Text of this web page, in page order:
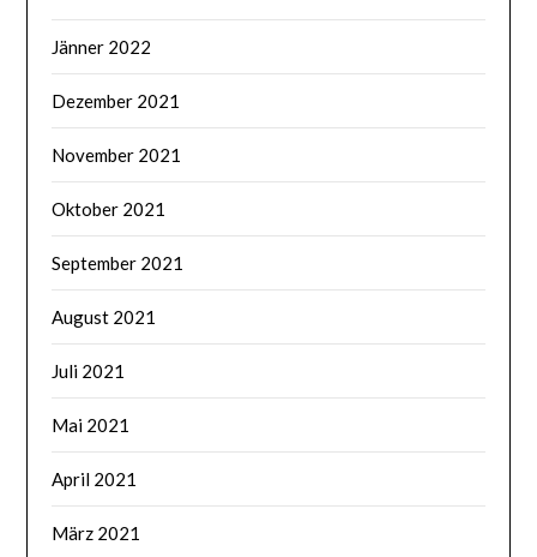
Jänner 2022
Dezember 2021
November 2021
Oktober 2021
September 2021
August 2021
Juli 2021
Mai 2021
April 2021
März 2021